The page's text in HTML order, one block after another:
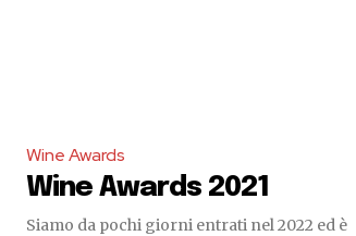
Wine Awards
Wine Awards 2021
Siamo da pochi giorni entrati nel 2022 ed è